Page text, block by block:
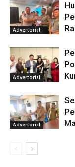
Advertorial
Advertorial
Advertorial